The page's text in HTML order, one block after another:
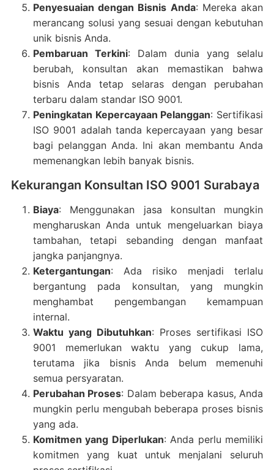
Penyesuaian dengan Bisnis Anda: Mereka akan
merancang solusi yang sesuai dengan kebutuhan
unik bisnis Anda.
Pembaruan Terkini: Dalam dunia yang selalu
berubah, konsultan akan memastikan bahwa
bisnis Anda tetap selaras dengan perubahan
terbaru dalam standar ISO 9001.
Peningkatan Kepercayaan Pelanggan: Sertifikasi
ISO 9001 adalah tanda kepercayaan yang besar
bagi pelanggan Anda. Ini akan membantu Anda
memenangkan lebih banyak bisnis.
Kekurangan Konsultan ISO 9001 Surabaya
Biaya: Menggunakan jasa konsultan mungkin
mengharuskan Anda untuk mengeluarkan biaya
tambahan, tetapi sebanding dengan manfaat
jangka panjangnya.
Ketergantungan: Ada risiko menjadi terlalu
bergantung pada konsultan, yang mungkin
menghambat pengembangan kemampuan
internal.
Waktu yang Dibutuhkan: Proses sertifikasi ISO
9001 memerlukan waktu yang cukup lama,
terutama jika bisnis Anda belum memenuhi
semua persyaratan.
Perubahan Proses: Dalam beberapa kasus, Anda
mungkin perlu mengubah beberapa proses bisnis
yang ada.
Komitmen yang Diperlukan: Anda perlu memiliki
komitmen yang kuat untuk menjalani seluruh